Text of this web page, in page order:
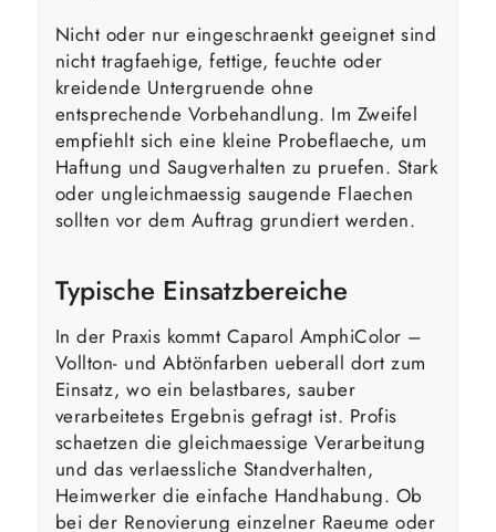
Nicht oder nur eingeschraenkt geeignet sind
nicht tragfaehige, fettige, feuchte oder
kreidende Untergruende ohne
entsprechende Vorbehandlung. Im Zweifel
empfiehlt sich eine kleine Probeflaeche, um
Haftung und Saugverhalten zu pruefen. Stark
oder ungleichmaessig saugende Flaechen
sollten vor dem Auftrag grundiert werden.
Typische Einsatzbereiche
In der Praxis kommt Caparol AmphiColor –
Vollton- und Abtönfarben ueberall dort zum
Einsatz, wo ein belastbares, sauber
verarbeitetes Ergebnis gefragt ist. Profis
schaetzen die gleichmaessige Verarbeitung
und das verlaessliche Standverhalten,
Heimwerker die einfache Handhabung. Ob
bei der Renovierung einzelner Raeume oder